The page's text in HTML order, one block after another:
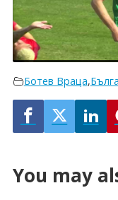
Ботев Враца,
You may